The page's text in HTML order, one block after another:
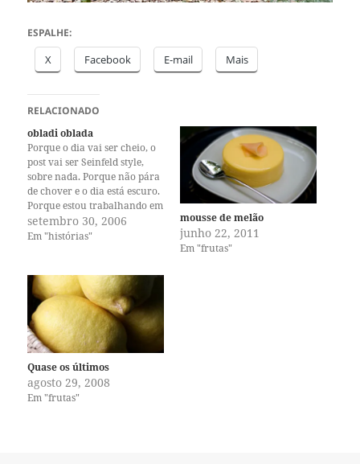
ESPALHE:
X Facebook E-mail Mais
RELACIONADO
obladi oblada
Porque o dia vai ser cheio, o
post vai ser Seinfeld style,
sobre nada. Porque não pára
de chover e o dia está escuro.
Porque estou trabalhando em
vários projetos e um deles -
segredo - é muito especial.
decidi…
setembro 30, 2006
Em "histórias"
mousse de melão
junho 22, 2011
Em "frutas"
Quase os últimos
agosto 29, 2008
Em "frutas"